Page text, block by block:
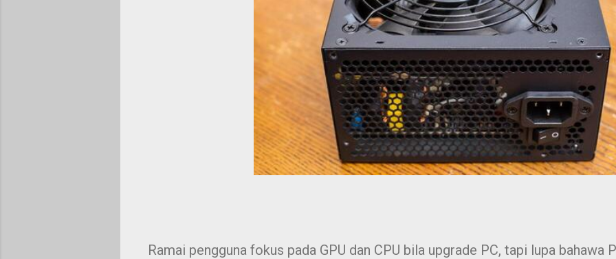
Ramai pengguna fokus pada GPU dan CPU bila upgrade PC, tapi lupa bahawa